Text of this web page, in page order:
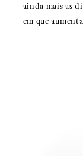
ainda mais as
em que